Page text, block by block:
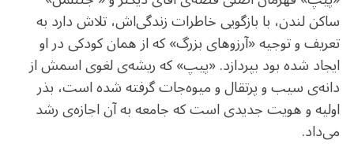
ساکن لندن، با بازگویی خاطرات زندگی‌اش، تلاش دارد به
تعریف و توجیه «آرزوهای بزرگ» که از همان کودکی در او
ایجاد شده بود بپردازد. «پیپ» که ریشه‌ی لغوی اسمش از
دانه‌ی سیب و پرتقال و میوه‌جات گرفته شده است، بذر
اولیه‌ و هویت جدیدی است که جامعه به آن اجازه‌ی رشد
می‌داد.